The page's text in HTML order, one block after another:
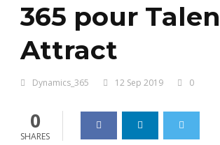
365 pour
Attract
Dynamics_365 12 Sep 2019 0
0
SHARES